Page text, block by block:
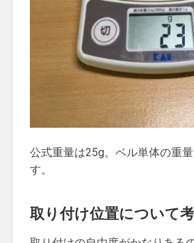
公式重量は25g。ベル単体の重
す。
取り付け位置について